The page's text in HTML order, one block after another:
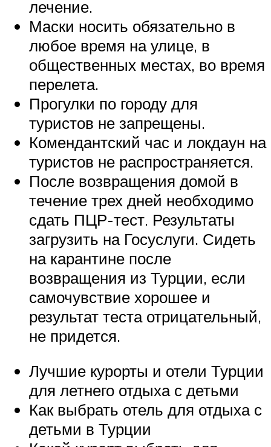
лечение.
Маски носить обязательно в
любое время на улице, в
общественных местах, во время
перелета.
Прогулки по городу для
туристов не запрещены.
Комендантский час и локдаун на
туристов не распространяется.
После возвращения домой в
течение трех дней необходимо
сдать ПЦР-тест. Результаты
загрузить на Госуслуги. Сидеть
на карантине после
возвращения из Турции, если
самочувствие хорошее и
результат теста отрицательный,
не придется.
Лучшие курорты и отели Турции
для летнего отдыха с детьми
Как выбрать отель для отдыха с
детьми в Турции